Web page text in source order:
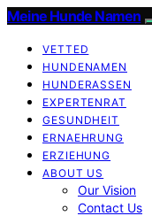
Meine Hunde Namen
VETTED
HUNDENAMEN
HUNDERASSEN
EXPERTENRAT
GESUNDHEIT
ERNAEHRUNG
ERZIEHUNG
ABOUT US
Our Vision
Contact Us